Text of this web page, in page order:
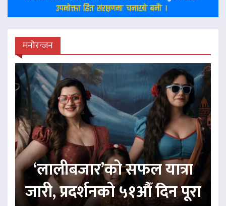
मनोरन्जन
‘लालीबजार’को सफल यात्रा
जारी, प्रदर्शनको ५१औँ दिन पूरा